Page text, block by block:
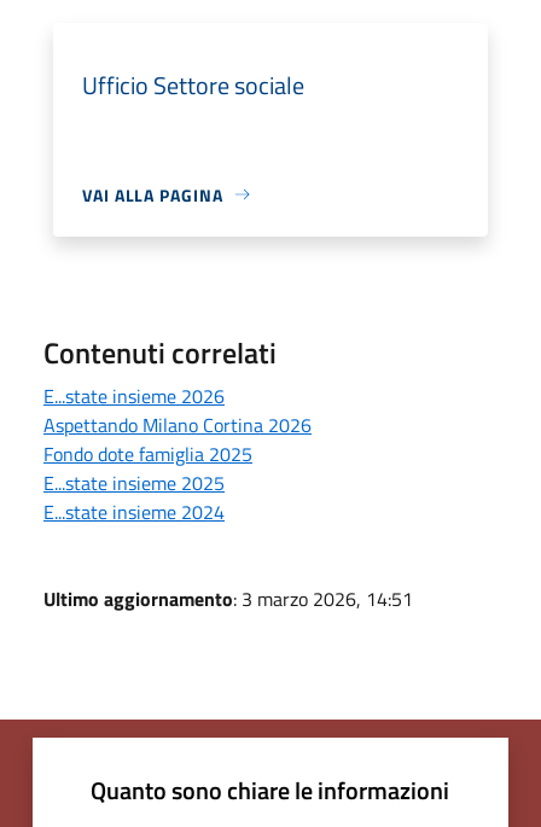
Ufficio Settore sociale
VAI ALLA PAGINA
Contenuti correlati
E...state insieme 2026
Aspettando Milano Cortina 2026
Fondo dote famiglia 2025
E...state insieme 2025
E...state insieme 2024
Ultimo aggiornamento: 3 marzo 2026, 14:51
Quanto sono chiare le informazioni